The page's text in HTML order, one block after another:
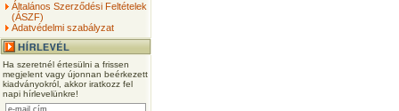
Általános Szerződési Feltételek
(ÁSZF)
Adatvédelmi szabályzat
Ha szeretnél értesülni a frissen
megjelent vagy újonnan beérkezett
kiadványokról, akkor iratkozz fel
napi hírlevelünkre!